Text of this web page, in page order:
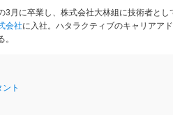
月に卒業し、株式会社大林組に技術者とし
会社に入社。ハタラクティブのキャリアア
ト